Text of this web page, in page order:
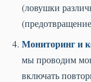
(ловушки
Мониторинг и
мы проводим
включать